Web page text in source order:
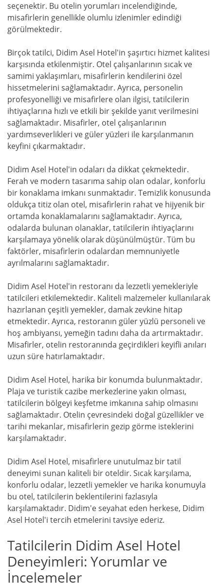
seçenektir. Bu otelin yorumları incelendiğinde,
misafirlerin genellikle olumlu izlenimler edindiği
görülmektedir.
Birçok tatilci, Didim Asel Hotel'in şaşırtıcı hizmet kalitesi
karşısında etkilenmiştir. Otel çalışanlarının sıcak ve
samimi yaklaşımları, misafirlerin kendilerini özel
hissetmelerini sağlamaktadır. Ayrıca, personelin
profesyonelliği ve misafirlere olan ilgisi, tatilcilerin
ihtiyaçlarına hızlı ve etkili bir şekilde yanıt verilmesini
sağlamaktadır. Misafirler, otel çalışanlarının
yardımseverlikleri ve güler yüzleri ile karşılanmanın
keyfini çıkarmaktadır.
Didim Asel Hotel'in odaları da dikkat çekmektedir.
Ferah ve modern tasarıma sahip olan odalar, konforlu
bir konaklama imkanı sunmaktadır. Temizlik konusunda
oldukça titiz olan otel, misafirlerin rahat ve hijyenik bir
ortamda konaklamalarını sağlamaktadır. Ayrıca,
odalarda bulunan olanaklar, tatilcilerin ihtiyaçlarını
karşılamaya yönelik olarak düşünülmüştür. Tüm bu
faktörler, misafirlerin odalardan memnuniyetle
ayrılmalarını sağlamaktadır.
Didim Asel Hotel'in restoranı da lezzetli yemekleriyle
tatilcileri etkilemektedir. Kaliteli malzemeler kullanılarak
hazırlanan çeşitli yemekler, damak zevkine hitap
etmektedir. Ayrıca, restoranın güler yüzlü personeli ve
hoş ambiyansı, yemeğin tadını daha da artırmaktadır.
Misafirler, otelin restoranında geçirdikleri keyifli anıları
uzun süre hatırlamaktadır.
Didim Asel Hotel, harika bir konumda bulunmaktadır.
Plaja ve turistik cazibe merkezlerine yakın olması,
tatilcilerin bölgeyi keşfetme imkanına sahip olmasını
sağlamaktadır. Otelin çevresindeki doğal güzellikler ve
tarihi mekanlar, misafirlerin gezip görme isteklerini
karşılamaktadır.
Didim Asel Hotel, misafirlere unutulmaz bir tatil
deneyimi sunan kaliteli bir oteldir. Sıcak karşılama,
konforlu odalar, lezzetli yemekler ve harika konumuyla
bu otel, tatilcilerin beklentilerini fazlasıyla
karşılamaktadır. Didim'e seyahat eden herkese, Didim
Asel Hotel'i tercih etmelerini tavsiye ederiz.
Tatilcilerin Didim Asel Hotel
Deneyimleri: Yorumlar ve
İncelemeler